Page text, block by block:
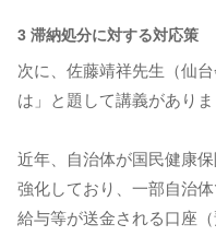
3 滞納処分に対する対応策
次に、佐藤靖祥先生（仙
は」と題して講義がありま
近年、自治体が国民健康
強化しており、一部自治
給与等が送金される口座